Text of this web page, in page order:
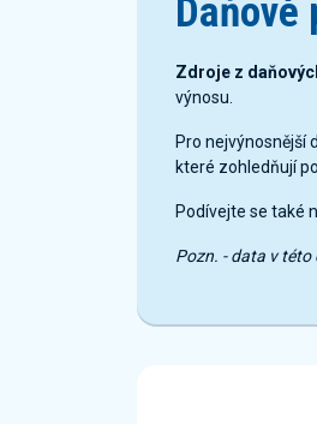
Daňové
Zdroje z
výnosu.
Pro nejvýnosnější
které zohledňují
Podívejte se také
Pozn. - data v